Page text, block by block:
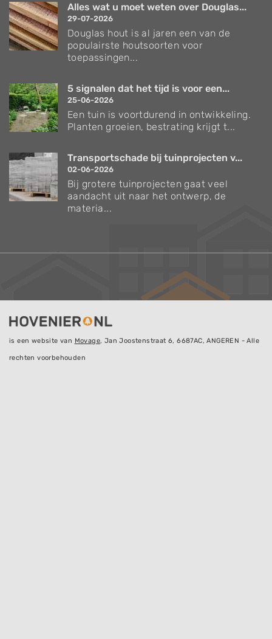
Alles wat u moet weten over Douglas...
29-07-2026
Douglas hout is al jaren een van de
populairste houtsoorten voor
toepassingen...
5 signalen dat het tijd is voor een...
25-06-2026
Een tuin is voortdurend in ontwikkeling.
Planten groeien, bestrating krijgt t...
Transportschade bij tuinprojecten v...
02-06-2026
Bij grotere tuinprojecten gaat veel
aandacht uit naar het ontwerp, de
materia...
is een website van Movage, Jan Joostenstraat 6, 6687AC, ANGEREN - Alle
rechten voorbehouden